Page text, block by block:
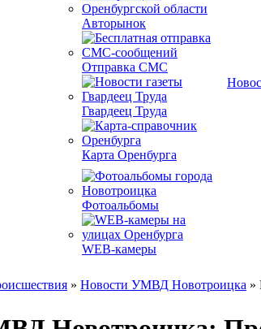
Авторынок
Отправка СМС
Гвардеец Труда
Карта Оренбурга
Фотоальбомы
WEB-камеры
» Новости УМВД Новотроицка »